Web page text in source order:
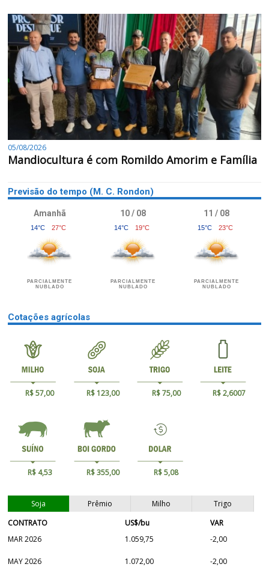
05/08/2026
Mandiocultura é com Romildo Amorim e Família
Previsão do tempo (M. C. Rondon)
Amanhã
14°C 27°C
PARCIALMENTE
NUBLADO
10 / 08
14°C 19°C
PARCIALMENTE
NUBLADO
11 / 08
15°C 23°C
PARCIALMENTE
NUBLADO
Cotações agrícolas
R$ 57,00 R$ 123,00 R$ 75,00 R$ 2,6007
R$ 4,53 R$ 355,00 R$ 5,08
Soja Prêmio Milho
Trigo
CONTRATO
US$/bu
VAR
MAR 2026
1.059,75 -2,00
MAY 2026 1.072,00 -2,00